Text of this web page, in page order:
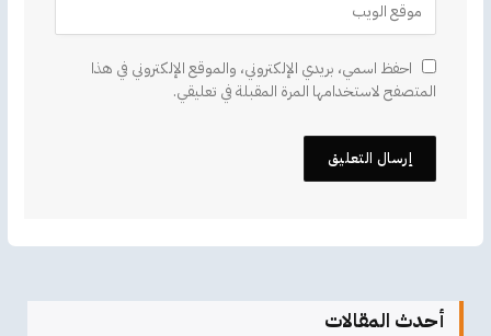
احفظ اسمي، بريدي الإلكتروني، والموقع الإلكتروني في هذا
المتصفح لاستخدامها المرة المقبلة في تعليقي.
أحدث المقالات